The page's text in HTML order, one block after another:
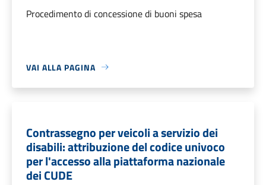
Procedimento di concessione di buoni spesa
VAI ALLA PAGINA
Contrassegno per veicoli a servizio dei
disabili: attribuzione del codice univoco
per l'accesso alla piattaforma nazionale
dei CUDE